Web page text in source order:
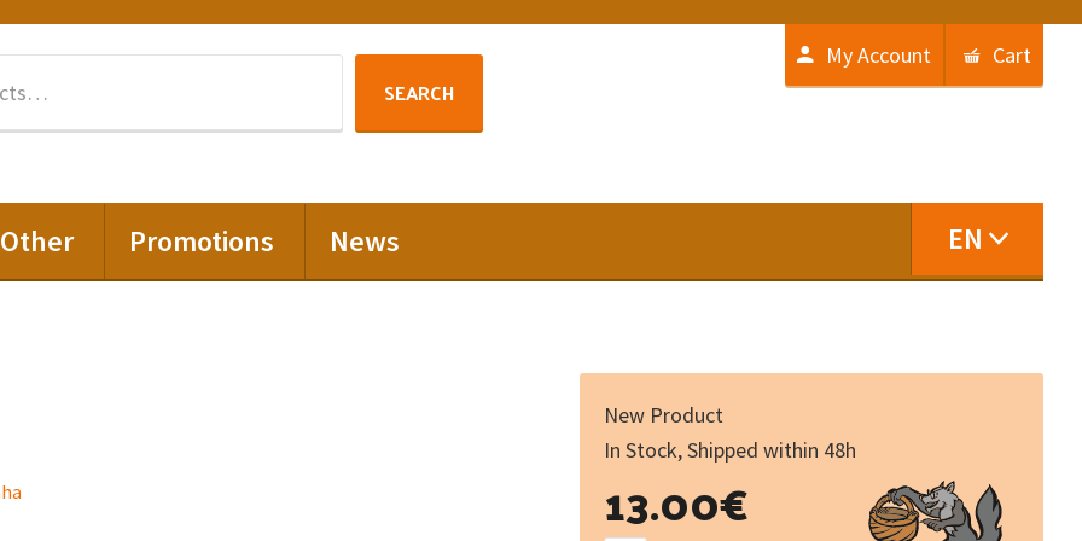
SEARCH
My Account Cart
Other Promotions News EN
New Product
In Stock, Shipped within 48h
13.00€
quantity